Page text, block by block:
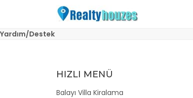
Yardım/Destek
HIZLI MENÜ
Balayı Villa Kiralama